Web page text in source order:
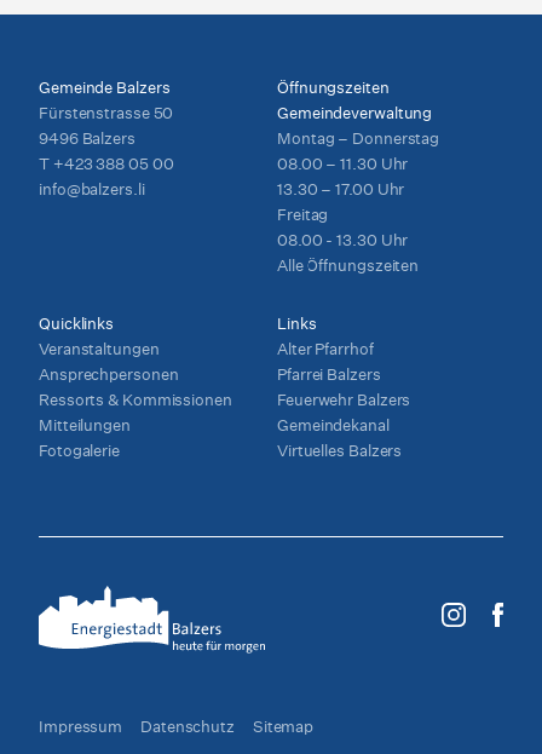
Gemeinde Balzers
Fürstenstrasse 50
9496 Balzers
T +423 388 05 00
info@balzers.li
Öffnungszeiten
Gemeindeverwaltung
Montag – Donnerstag
08.00 – 11.30 Uhr
13.30 – 17.00 Uhr
Freitag
08.00 - 13.30 Uhr
Alle Öffnungszeiten
Quicklinks
Veranstaltungen
Ansprechpersonen
Ressorts & Kommissionen
Mitteilungen
Fotogalerie
Links
Alter Pfarrhof
Pfarrei Balzers
Feuerwehr Balzers
Gemeindekanal
Virtuelles Balzers
Impressum Datenschutz Sitemap